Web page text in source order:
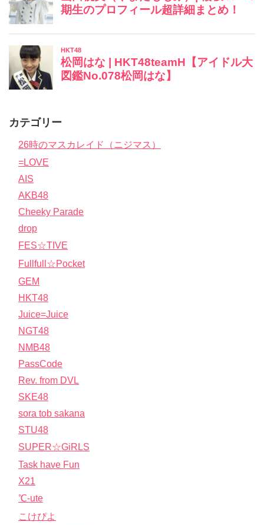
カテゴリー
26時のマスカレイド（ニジマス）
=LOVE
AIS
AKB48
Cheeky Parade
drop
FES☆TIVE
Fullfull☆Pocket
GEM
HKT48
Juice=Juice
NGT48
NMB48
PassCode
Rev. from DVL
SKE48
sora tob sakana
STU48
SUPER☆GiRLS
Task have Fun
X21
℃-ute
こけぴよ